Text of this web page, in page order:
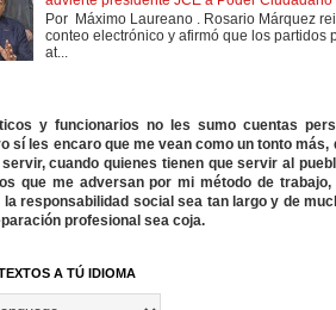
Por Máximo Laureano . Rosario Márquez
conteo electrónico y afirmó que los partidos
at...
y funcionarios no les sumo cuentas
sí les encaro que me vean como un tonto más,
cuando quienes tienen que servir al
que me adversan por mi método de trabajo,
la responsabilidad social sea tan largo y de
profesional sea coja.
A TÚ IDIOMA